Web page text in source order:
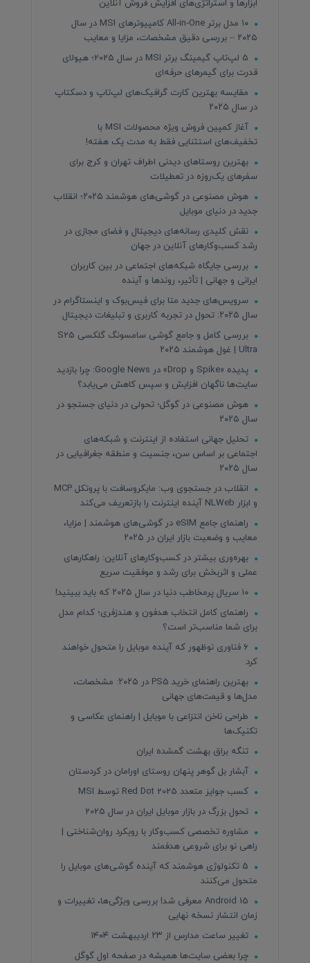
ابزارها و استراتژی‌های افزایش فروش آنلاین
۱۰ مدل برتر All‑in‑One کامپیوترهای MSI در سال
۲۰۲۵ – بررسی دقیق مشخصات، مزایا و معایب
5 لپ‌تاپ گیمینگ برتر MSI در سال 2025؛ هیولای
قدرت برای گیمرهای حرفه‌ای
مقایسه بهترین کارت گرافیک‌های لپ‌تاپ و دسکتاپ
در سال ۲۰۲۵
آغاز کمپین فروش ویژه محصولات MSI با
تخفیف‌های استثنایی فقط به مدت یک هفته!
بهترین روستاهای دیدنی اطراف تهران و کرج برای
سفرهای یک‌روزه در تعطیلات
هوش مصنوعی در گوشی‌های هوشمند ۲۰۲۵؛ انقلاب
جدید در دنیای موبایل
نقش کلیدی رسانه‌های دیجیتال و فضای مجازی در
رشد کسب‌وکارهای آنلاین در جهان
بررسی جایگاه شبکه‌های اجتماعی در بین کاربران
ایرانی و جهانی | تأثیر، روندها و آینده
سرویس‌های جدید متا برای فیس‌بوک و اینستاگرام در
سال ۲۰۲۵: تحول در تجربه کاربری و تبلیغات دیجیتال
بررسی کامل و جامع گوشی سامسونگ گلکسی S25
Ultra | غول هوشمند ۲۰۲۵
پدیده «Spike و Drop» در Google News: چرا بازدید
سایت‌ها ناگهان افزایش و سپس کاهش می‌یابد؟
هوش مصنوعی در گوگل؛ تحولی در دنیای جستجو در
سال ۲۰۲۵
تحلیل جهانی استفاده از اینترنت و شبکه‌های
اجتماعی بر اساس سن، جنسیت و منطقه جغرافیایی در
سال ۲۰۲۵
انقلاب در جستجوی وب: مایکروسافت با پروتکل MCP
و ابزار NLWeb آینده اینترنت را بازتعریف می‌کند
راهنمای جامع eSIM در گوشی‌های هوشمند | مزایا،
معایب و وضعیت بازار ایران در ۲۰۲۵
بهره‌وری بیشتر در کسب‌وکارهای آنلاین: راهکارهای
عملی و اثربخش برای رشد و موفقیت سریع
راهنمای کامل انتخاب هدفون و هندزفری؛ کدام مدل
برای شما مناسب‌تر است؟
۶ فناوری نوظهور که آینده موبایل را متحول خواهند
کرد
بهترین راهنمای خرید PS5 در ۲۰۲۵: مشخصات،
مدل‌ها و قیمت‌های جهانی
طراحی ناخن انتزاعی با موبایل | راهنمای عکاسی و
تکنیک‌ها
تنگه براق بهشت گمشده ایران
آبشار بل گوهر پنهان روستای اورامان در کردستان
کسب جوایز متعدد Red Dot 2025 توسط MSI
تحول بزرگ در بازار موبایل ایران در سال 2025
مشاوره تخصصی کسب‌وکار با رویکرد روان‌شناختی |
راهی نو برای شروعی هدفمند
۵ تکنولوژی هوشمند که آینده گوشی‌های موبایل را
متحول می‌کنند
Android 15 معرفی شد! بررسی ویژگی‌ها، تغییرات و
زمان انتشار نسخه نهایی
تغییر ساعت مدارس از ۲۳ اردیبهشت ۱۴۰۴
چرا بعضی سایت‌ها همیشه در صفحه اول گوگل